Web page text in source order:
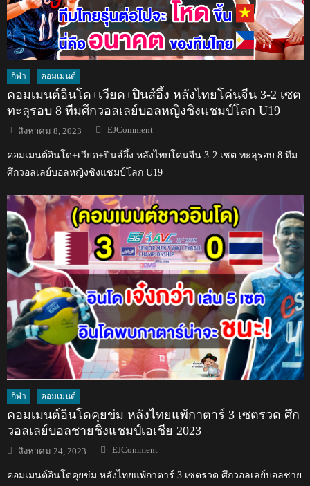
กีฬา คอมเมนต์
คอมเมนต์อินโด+เวียด+ปินส์อึ้ง หลังไทยโค่นจีน 3-2 เซต
ทะลุรอบ 8 ทีมศึกวอลเลย์บอลหญิงชิงแชมป์โลก U19
Posted
on
สิงหาคม 8, 2023 Author
EJComment
คอมเมนต์อินโด+เวียด+ปินส์อึ้ง หลังไทยโค่นจีน 3-2 เซต ทะลุรอบ 8 ทีม
ศึกวอลเลย์บอลหญิงชิงแชมป์โลก U19
กีฬา คอมเมนต์
คอมเมนต์อินโดคุยข่ม หลังไทยแพ้กาตาร์ 3 เซตรวด ศึก
วอลเลย์บอลชายชิงแชมป์เอเชีย 2023
Posted
on
สิงหาคม 24, 2023 Author
EJComment
คอมเมนต์อินโดคุยข่ม หลังไทยแพ้กาตาร์ 3 เซตรวด ศึกวอลเลย์บอลชาย